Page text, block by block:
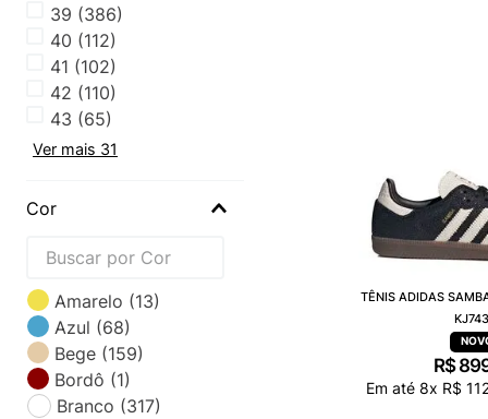
39 (386)
40 (112)
41 (102)
42 (110)
43 (65)
Ver mais 31
Cor
Amarelo (13)
Azul (68)
Bege (159)
Bordô (1)
Branco (317)
TÊNIS ADIDAS
R$
Em até 8x R$